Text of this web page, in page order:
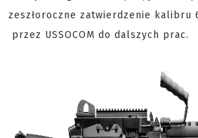
zeszłoroczne zatwierdzenie kalibru
przez USSOCOM do dalszych prac.